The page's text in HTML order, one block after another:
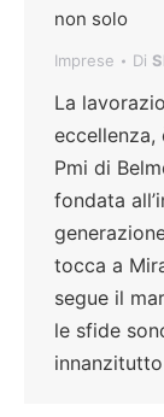
non solo
Imprese Di
La
eccellenza,
Pmi di
fondata
tocca a
segue il
le sfide